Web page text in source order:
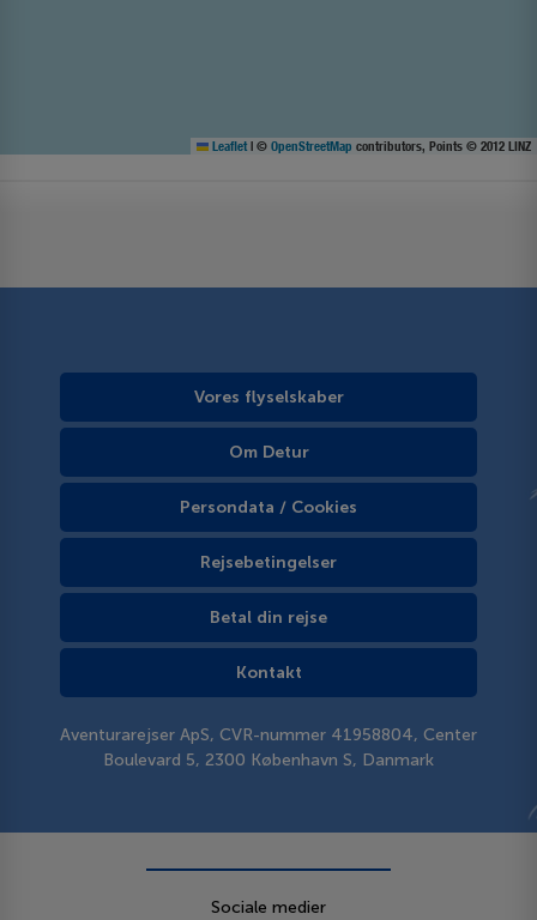
Leaflet | © OpenStreetMap contributors, Points © 2012 LINZ
Vores flyselskaber
Om Detur
Persondata / Cookies
Rejsebetingelser
Betal din rejse
Kontakt
Aventurarejser ApS, CVR-nummer 41958804, Center
Boulevard 5, 2300 København S, Danmark
Sociale medier